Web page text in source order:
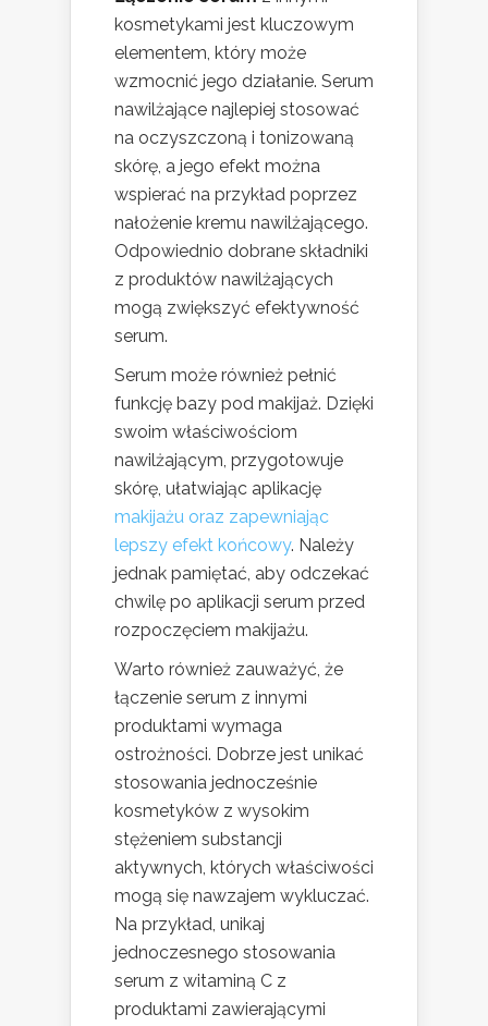
kosmetykami jest kluczowym
elementem, który może
wzmocnić jego działanie. Serum
nawilżające najlepiej stosować
na oczyszczoną i tonizowaną
skórę, a jego efekt można
wspierać na przykład poprzez
nałożenie kremu nawilżającego.
Odpowiednio dobrane składniki
z produktów nawilżających
mogą zwiększyć efektywność
serum.
Serum może również pełnić
funkcję bazy pod makijaż. Dzięki
swoim właściwościom
nawilżającym, przygotowuje
skórę, ułatwiając aplikację
makijażu oraz zapewniając
lepszy efekt końcowy. Należy
jednak pamiętać, aby odczekać
chwilę po aplikacji serum przed
rozpoczęciem makijażu.
Warto również zauważyć, że
łączenie serum z innymi
produktami wymaga
ostrożności. Dobrze jest unikać
stosowania jednocześnie
kosmetyków z wysokim
stężeniem substancji
aktywnych, których właściwości
mogą się nawzajem wykluczać.
Na przykład, unikaj
jednoczesnego stosowania
serum z witaminą C z
produktami zawierającymi